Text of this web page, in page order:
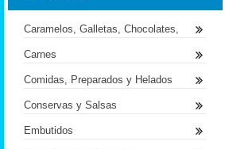
Caramelos, Galletas, Chocolates,
Carnes
Comidas, Preparados y Helados
Conservas y Salsas
Embutidos